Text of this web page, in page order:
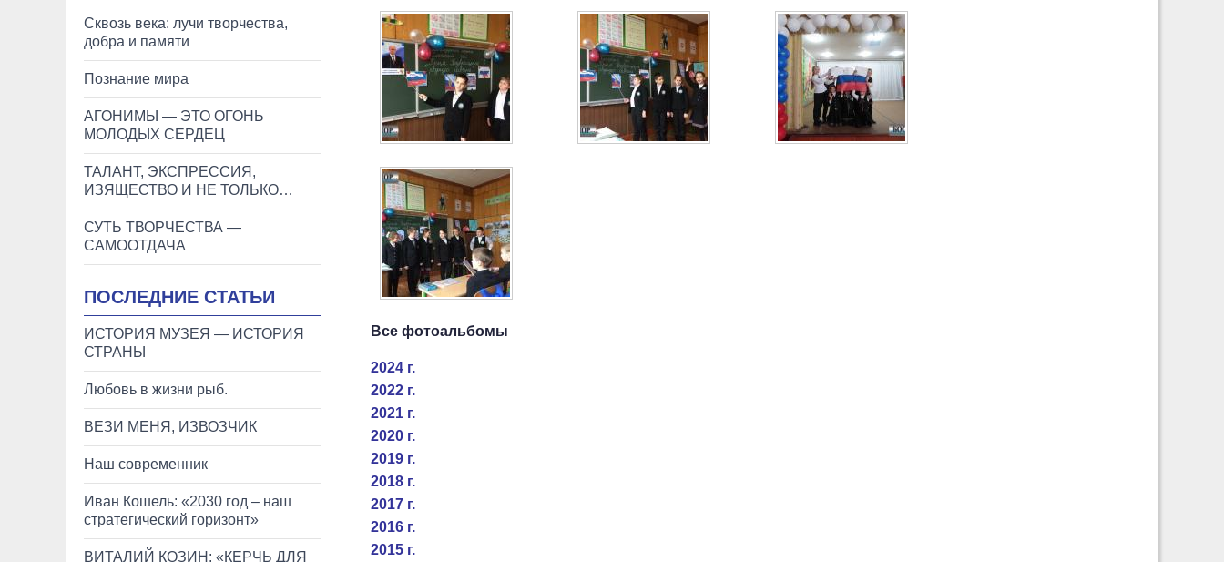
Сквозь века: лучи творчества,
добра и памяти
Познание мира
АГОНИМЫ — ЭТО ОГОНЬ
МОЛОДЫХ СЕРДЕЦ
ТАЛАНТ, ЭКСПРЕССИЯ,
ИЗЯЩЕСТВО И НЕ ТОЛЬКО…
СУТЬ ТВОРЧЕСТВА —
САМООТДАЧА
ПОСЛЕДНИЕ СТАТЬИ
ИСТОРИЯ МУЗЕЯ — ИСТОРИЯ
СТРАНЫ
Любовь в жизни рыб.
ВЕЗИ МЕНЯ, ИЗВОЗЧИК
Наш современник
Иван Кошель: «2030 год – наш
стратегический горизонт»
ВИТАЛИЙ КОЗИН: «КЕРЧЬ ДЛЯ
Все фотоальбомы
2024 г.
2022 г.
2021 г.
2020 г.
2019 г.
2018 г.
2017 г.
2016 г.
2015 г.